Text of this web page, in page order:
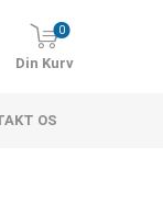
0
Din Kurv
OS